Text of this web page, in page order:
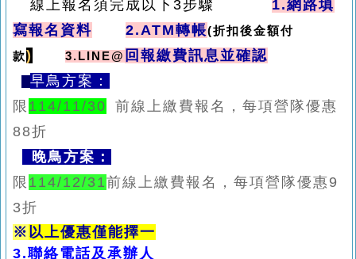
線上報名須完成以下3步驟 1.網路填
寫報名資料
2.ATM轉帳(折扣後金額付
款) 3.LINE@ 回報繳費訊息並確認
早鳥方案：
限 114/11/30
前線上繳費報名，每項營隊優惠
88折
晚鳥方案：
限 114/12/31前線上繳費報名，每項營隊優惠9
3折
※ 以上優惠僅能擇一
3.聯絡電話及承辦人